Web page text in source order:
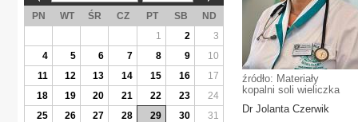
źródło: Materiały
kopalni soli wieliczka
Dr Jolanta Czerwik
PN WT ŚR CZ PT SB
ND
1
2
3
4
5 6 7 8 9
10
11
12 13 14 15 16
17
18
19 20 21 22 23
24
25
26 27 28 29 30 31